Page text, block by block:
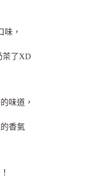
味，
茶了XD
味道，
香氣